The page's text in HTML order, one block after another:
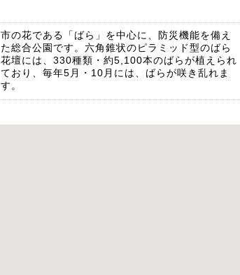
市の花である「ばら」を中心に、防災機能を備え
た総合公園です。六角錐状のピラミッド型のばら
花壇には、330種類・約5,100本のばらが植えられ
ており、毎年5月・10月には、ばらが咲き乱れま
す。